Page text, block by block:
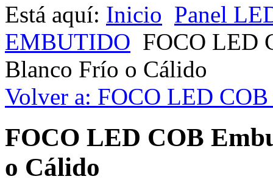
Está aquí: Inicio Panel
EMBUTIDO FOCO LED
Blanco Frío o Cálido
Volver a: FOCO LED
FOCO LED COB
o Cálido